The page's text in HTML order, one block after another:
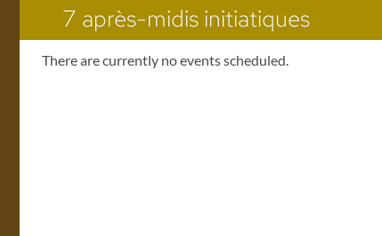
7 après-midis initiatiques
There are currently no events scheduled.